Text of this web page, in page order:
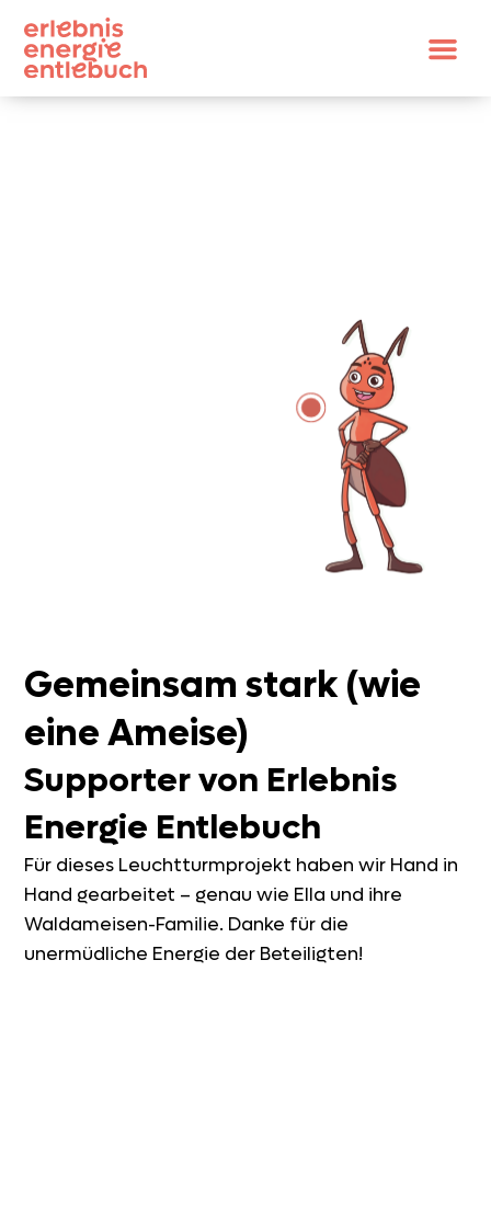
Gemeinsam stark (wie
eine Ameise)
Supporter von Erlebnis
Energie Entlebuch
Für dieses Leuchtturmprojekt haben wir Hand in
Hand gearbeitet – genau wie Ella und ihre
Waldameisen-Familie. Danke für die
unermüdliche Energie der Beteiligten!